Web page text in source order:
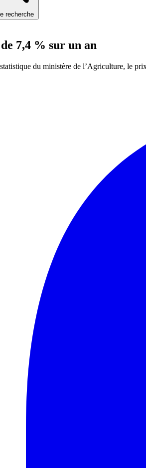
recherche
7,4 % sur un an
du ministère de l’Agriculture, le